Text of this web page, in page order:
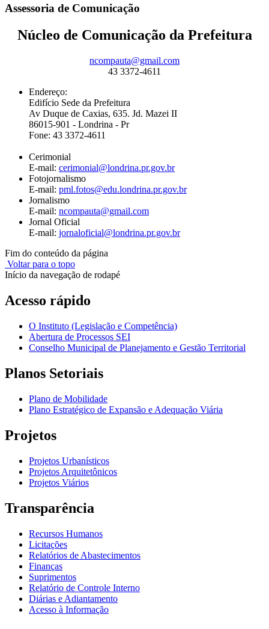
Assessoria de Comunicação
Núcleo de Comunicação da Prefeitura
ncompauta@gmail.com
43 3372-4611
Endereço:
Edifício Sede da Prefeitura
Av Duque de Caxias, 635. Jd. Mazei II
86015-901 - Londrina - Pr
Fone: 43 3372-4611
Cerimonial
E-mail: cerimonial@londrina.pr.gov.br
Fotojornalismo
E-mail: pml.fotos@edu.londrina.pr.gov.br
Jornalismo
E-mail: ncompauta@gmail.com
Jornal Oficial
E-mail: jornaloficial@londrina.pr.gov.br
Fim do conteúdo da página
Voltar para o topo
Início da navegação de rodapé
Acesso rápido
O Instituto (Legislação e Competência)
Abertura de Processos SEI
Conselho Municipal de Planejamento e Gestão Territorial
Planos Setoriais
Plano de Mobilidade
Plano Estratégico de Expansão e Adequação Viária
Projetos
Projetos Urbanísticos
Projetos Arquitetônicos
Projetos Viários
Transparência
Recursos Humanos
Licitações
Relatórios de Abastecimentos
Finanças
Suprimentos
Relatório de Controle Interno
Diárias e Adiantamento
Acesso à Informação